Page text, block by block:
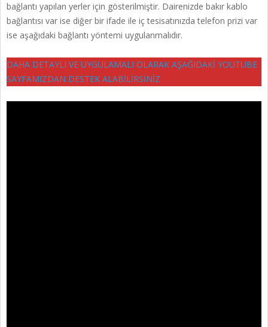
bağlantı yapılan yerler için gösterilmiştir. Dairenizde bakır kablo
bağlantısı var ise diğer bir ifade ile iç tesisatınızda telefon prizi var
ise aşağıdaki bağlantı yöntemi uygulanmalıdır.
DAHA DETAYLI VE UYGULAMALI OLARAK AŞAĞIDAKİ YOUTUBE
SAYFAMIZDAN DESTEK ALABİLİRSİNİZ